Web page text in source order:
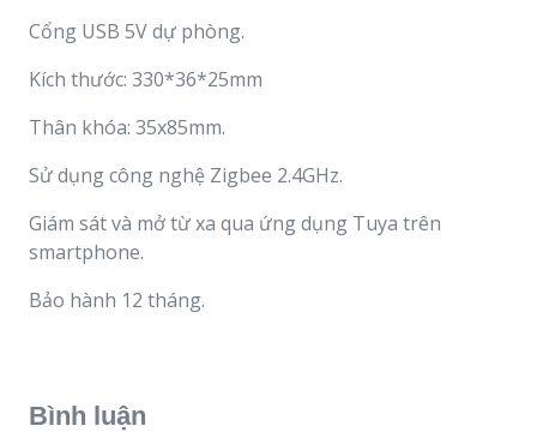
Cổng USB 5V dự phòng.
Kích thước: 330*36*25mm
Thân khóa: 35x85mm.
Sử dụng công nghệ Zigbee 2.4GHz.
Giám sát và mở từ xa qua ứng dụng Tuya trên
smartphone.
Bảo hành 12 tháng.
Bình luận